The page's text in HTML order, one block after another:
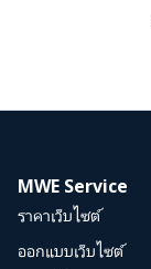
MWE Service
ราคาเว็บไซต์
ออกแบบเว็บไซต์